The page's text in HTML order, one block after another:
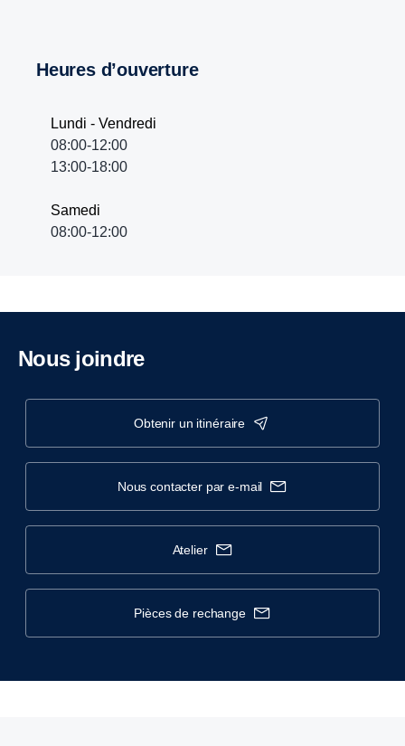
Heures d’ouverture
Lundi - Vendredi
08:00-12:00
13:00-18:00
Samedi
08:00-12:00
Nous joindre
obtenir un itinéraire
nous contacter par e-mail
atelier
pièces de rechange